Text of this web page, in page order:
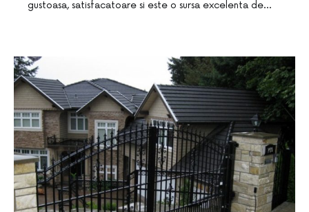
gustoasa, satisfacatoare si este o sursa excelenta de…